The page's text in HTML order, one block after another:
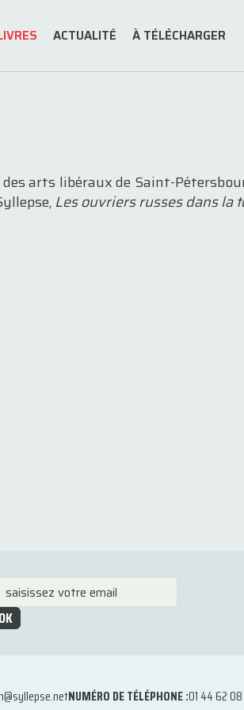
ACTUALITÉ À TÉLÉCHARGER
arts libéraux de Saint-
Les ouvriers russes dans la
OK
NUMÉRO DE TÉLÉPHONE :01 44 62